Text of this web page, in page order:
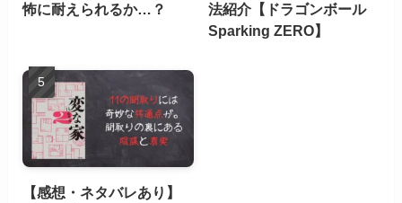
怖に耐えられるか…？
法紹介【ドラゴンボール
Sparking ZERO】
【感想・ネタバレあり】